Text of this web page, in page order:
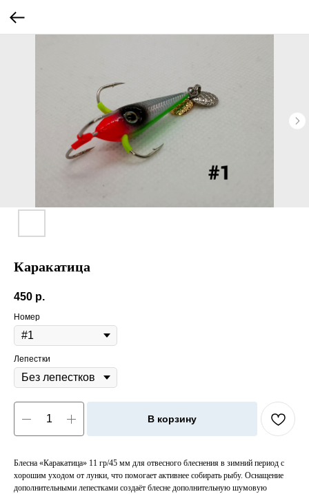
Каракатица
450 р.
Номер
Лепестки
В корзину
Блесна «Каракатица» 11 гр/45 мм для отвесного блеснения в зимний период с
хорошим уходом от лунки, что помогает активнее собирать рыбу. Оснащение
дополнительными лепестками создаёт блесне дополнительную шумовую